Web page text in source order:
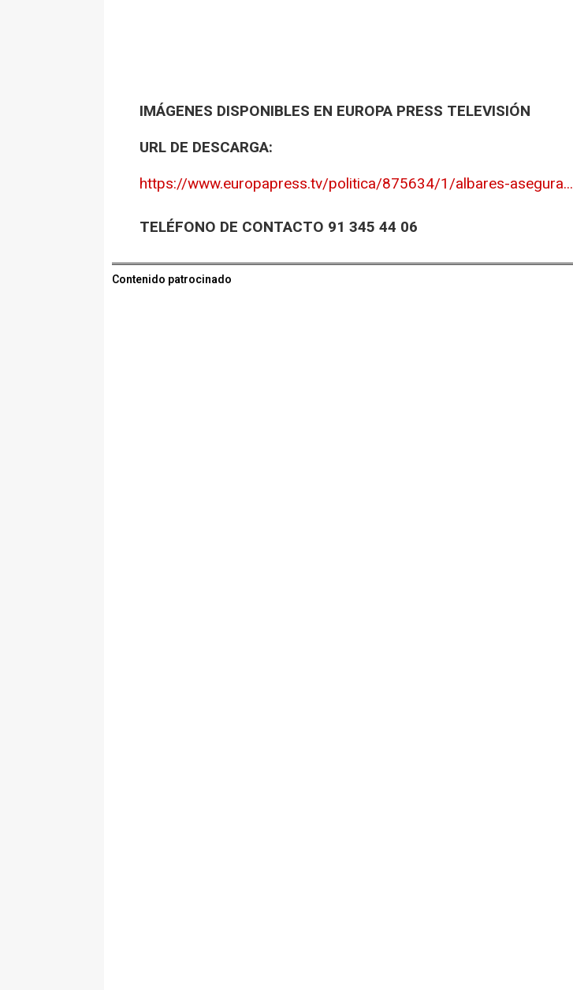
IMÁGENES DISPONIBLES EN EUROPA PRESS TELEVISIÓN
URL DE DESCARGA:
https://www.europapress.tv/politica/875634/1/albares-asegura...
TELÉFONO DE CONTACTO 91 345 44 06
Contenido patrocinado